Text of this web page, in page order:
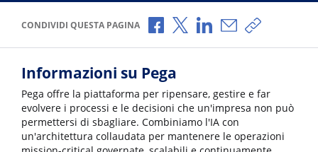
CONDIVIDI QUESTA PAGINA Condividi via Facebook
Condividi via X
Condividi via
Condividi via e-
Copia link
Informazioni su Pega
Pega offre la piattaforma per ripensare, gestire e far
evolvere i processi e le decisioni che un'impresa non può
permettersi di sbagliare. Combiniamo l'IA con
un'architettura collaudata per mantenere le operazioni